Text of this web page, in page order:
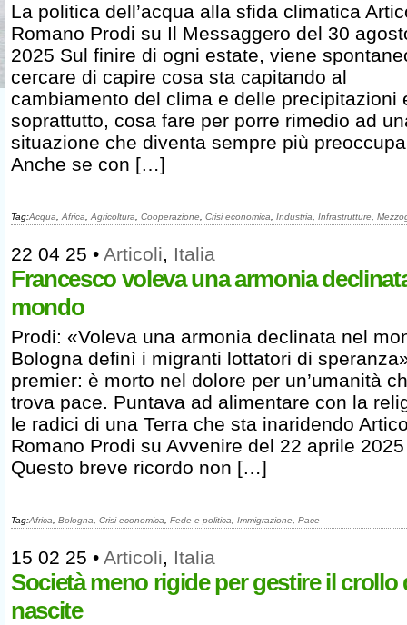
La politica dell’acqua alla sfida climatica
Romano Prodi su Il Messaggero del 30
2025 Sul finire di ogni estate, viene
cercare di capire cosa sta capitando al
cambiamento del clima e delle precipitazioni
soprattutto, cosa fare per porre rimedio ad
situazione che diventa sempre più
Anche se con […]
Tag:Acqua Africa Agricoltura Cooperazione Crisi economica Industria Infrastrutture
22 04 25 • Articoli, Italia
Francesco voleva una armonia
mondo
Prodi: «Voleva una armonia declinata nel
Bologna definì i migranti lottatori di
premier: è morto nel dolore per un’umanità
trova pace. Puntava ad alimentare con la
le radici di una Terra che sta inaridendo
Romano Prodi su Avvenire del 22 aprile 2025
Questo breve ricordo non […]
Tag:Africa Bologna Crisi economica Fede e politica Immigrazione Pace
15 02 25 • Articoli, Italia
Società meno rigide per gestire il crollo
nascite